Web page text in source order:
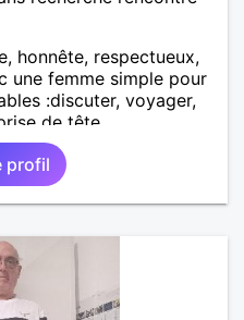
honnête, respectueux,
une femme simple pour
:discuter, voyager,
de tête.
profil